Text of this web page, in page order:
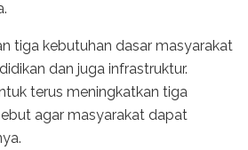
tiga kebutuhan dasar masyarakat
dan juga infrastruktur.
terus meningkatkan tiga
agar masyarakat dapat